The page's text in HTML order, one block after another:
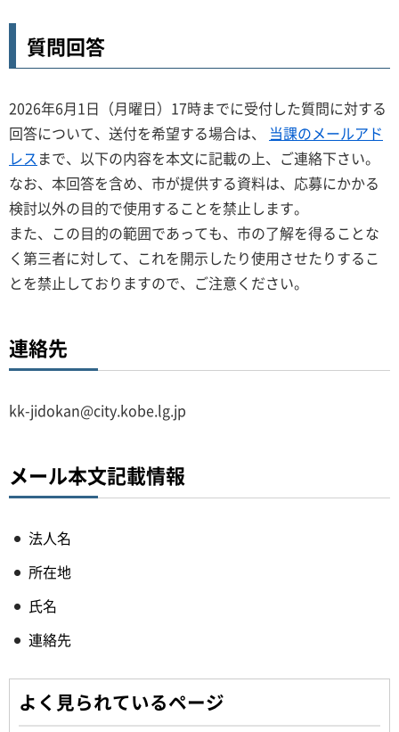
質問回答
2026年6月1日（月曜日）17時までに受付した質問に対する
回答について、送付を希望する場合は、 当課のメールアド
レスまで、以下の内容を本文に記載の上、ご連絡下さい。
なお、本回答を含め、市が提供する資料は、応募にかかる
検討以外の目的で使用することを禁止します。
また、この目的の範囲であっても、市の了解を得ることな
く第三者に対して、これを開示したり使用させたりするこ
とを禁止しておりますので、ご注意ください。
連絡先
kk-jidokan@city.kobe.lg.jp
メール本文記載情報
法人名
所在地
氏名
連絡先
よく見られているページ